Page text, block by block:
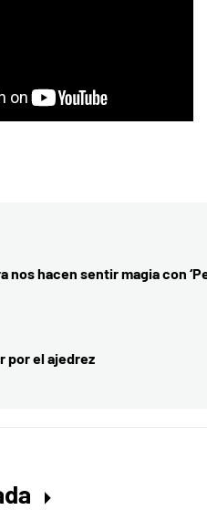
nos hacen sentir magia con
por el ajedrez